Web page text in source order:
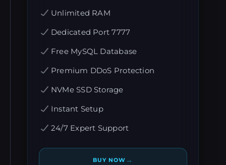
Unlimited RAM
Dedicated Port 7777
Free MySQL Database
Premium DDoS Protection
NVMe SSD Storage
Instant Setup
24/7 Expert Support
BUY NOW →